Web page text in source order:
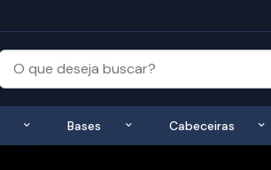
Exibir submenu de Colchões
Bases Exibir submenu de Bases
Cabeceiras